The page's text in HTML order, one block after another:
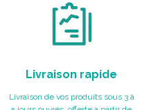
Livraison rapide
Livraison de vos produits sous 3 à